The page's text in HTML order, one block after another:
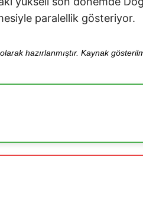
paralellik gösteriyor.
hazırlanmıştır. Kaynak